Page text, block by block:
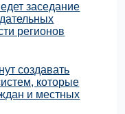
заседание
регионов
создавать
которые
и местных